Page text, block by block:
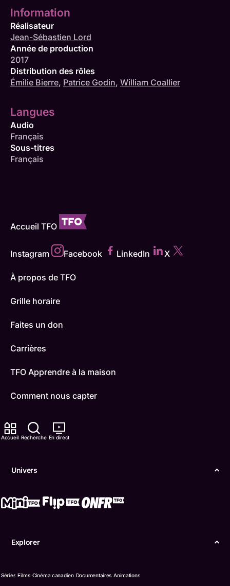
Accueil Recherche En direct
Univers
Explorer
Séries Films Cinéma canadien Documentaires Animations
Information
Réalisateur
Jean-Sébastien Lord
Année de production
2017
Distribution des rôles
Émilie Bierre, Patrice Godin, William Coallier
Langues
Audio
Français
Sous-titres
Français
Accueil TFO
Instagram Facebook LinkedIn X
À propos de TFO
Grille horaire
Faites un don
Carrières
TFO Apprendre à la maison
Comment nous capter
ONFR
IDÉLLO
Accessibilité